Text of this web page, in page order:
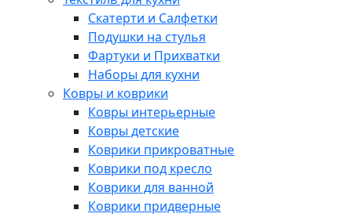
Скатерти и Салфетки
Подушки на стулья
Фартуки и Прихватки
Наборы для кухни
Ковры и коврики
Ковры интерьерные
Ковры детские
Коврики прикроватные
Коврики под кресло
Коврики для ванной
Коврики придверные